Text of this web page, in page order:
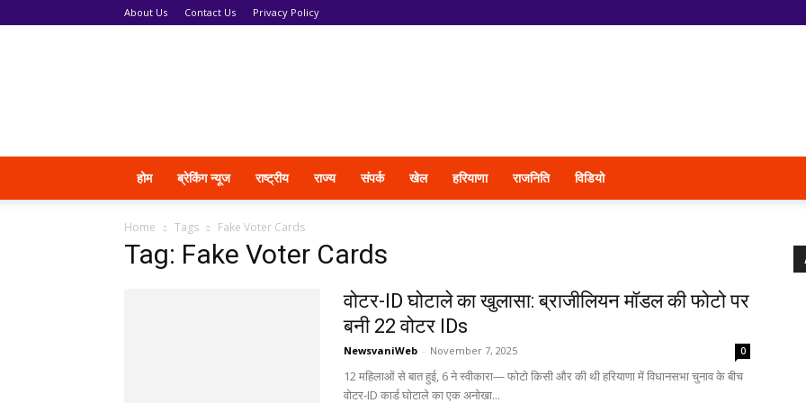
About Us Contact Us Privacy Policy
होम ब्रेकिंग न्यूज राष्ट्रीय राज्य संपर्क खेल हरियाणा राजनिति विडियो
Home Tags Fake Voter Cards
Tag: Fake Voter Cards
वोटर-ID घोटाले का खुलासा: ब्राजीलियन मॉडल की फोटो पर
बनी 22 वोटर IDs
NewsvaniWeb - November 7, 2025 0
12 महिलाओं से बात हुई, 6 ने स्वीकारा— फोटो किसी और की थी हरियाणा में विधानसभा चुनाव के बीच
वोटर-ID कार्ड घोटाले का एक अनोखा...